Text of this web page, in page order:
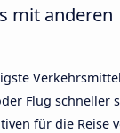
mit anderen
Flug schneller
für die Reise